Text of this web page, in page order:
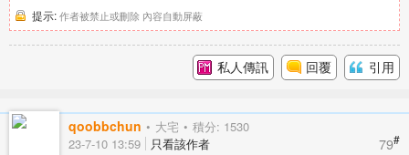
提示: 作者被禁止或刪除 內容自動屏蔽
私人傳訊 回覆 引用
qoobbchun 大宅 積分: 1530
79#
23-7-10 13:59 只看該作者